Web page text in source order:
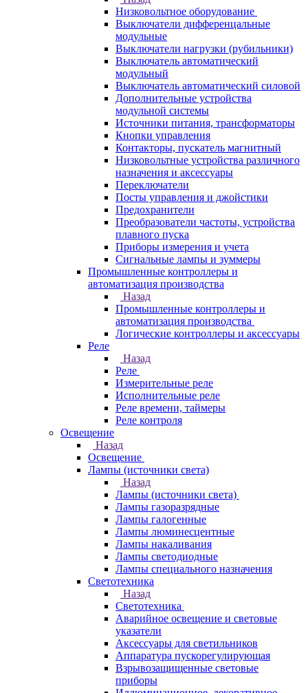
Низковольтное оборудование
Выключатели дифференцальные
модульные
Выключатели нагрузки (рубильники)
Выключатель автоматический
модульный
Выключатель автоматический силовой
Дополнительные устройства
модульной системы
Источники питания, трансформаторы
Кнопки управления
Контакторы, пускатель магнитный
Низковольтные устройства различного
назначения и аксессуары
Переключатели
Посты управления и джойстики
Предохранители
Преобразователи частоты, устройства
плавного пуска
Приборы измерения и учета
Сигнальные лампы и зуммеры
Промышленные контроллеры и
автоматизация производства
Назад
Промышленные контроллеры и
автоматизация производства
Логические контроллеры и аксессуары
Реле
Назад
Реле
Измерительные реле
Исполнительные реле
Реле времени, таймеры
Реле контроля
Освещение
Назад
Освещение
Лампы (источники света)
Назад
Лампы (источники света)
Лампы газоразрядные
Лампы галогенные
Лампы люминесцентные
Лампы накаливания
Лампы светодиодные
Лампы специального назначения
Светотехника
Назад
Светотехника
Аварийное освещение и световые
указатели
Аксессуары для светильников
Аппаратура пускорегулирующая
Взрывозащищенные световые
приборы